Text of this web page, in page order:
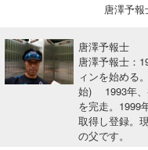
WAVE HUNTER波予想ツ
気象情報
唐澤予報
唐澤予報士
唐澤予報士：
ィンを始める
始) 1993年、
を完走。1999
取得し登録。
の父です。
ファッション/グッズ
アート＆エンタメ
コラム
ショップ情報